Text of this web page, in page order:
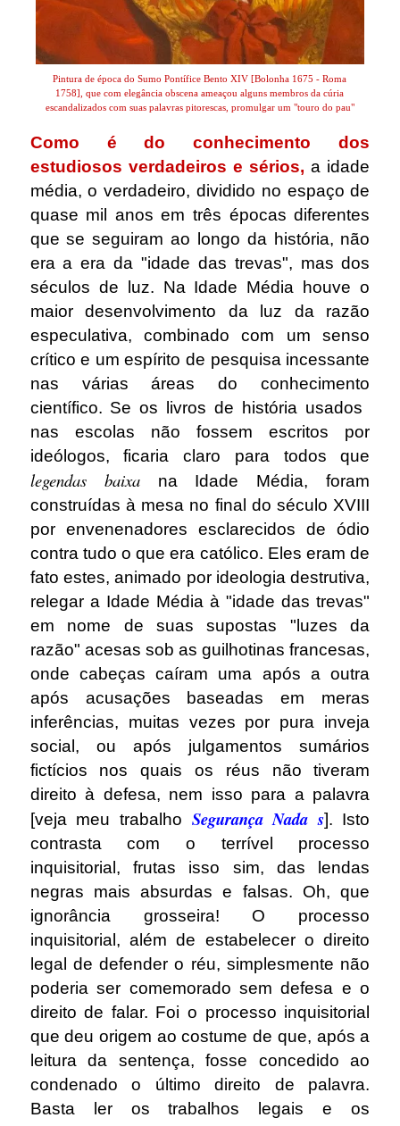
Pintura de época do Sumo Pontífice Bento XIV [Bolonha 1675 - Roma
1758], que com elegância obscena ameaçou alguns membros da cúria
escandalizados com suas palavras pitorescas, promulgar um "touro do pau"
Como é do conhecimento dos
estudiosos verdadeiros e sérios, a idade
média, o verdadeiro, dividido no espaço de
quase mil anos em três épocas diferentes
que se seguiram ao longo da história, não
era a era da "idade das trevas", mas dos
séculos de luz. Na Idade Média houve o
maior desenvolvimento da luz da razão
especulativa, combinado com um senso
crítico e um espírito de pesquisa incessante
nas várias áreas do conhecimento
científico. Se os livros de história usados ​​
nas escolas não fossem escritos por
ideólogos, ficaria claro para todos que
legendas baixana Idade Média, foram
construídas à mesa no final do século XVIII
por envenenadores esclarecidos de ódio
contra tudo o que era católico. Eles eram de
fato estes, animado por ideologia destrutiva,
relegar a Idade Média à "idade das trevas"
em nome de suas supostas "luzes da
razão" acesas sob as guilhotinas francesas,
onde cabeças caíram uma após a outra
após acusações baseadas em meras
inferências, muitas vezes por pura inveja
social, ou após julgamentos sumários
fictícios nos quais os réus não tiveram
direito à defesa, nem isso para a palavra
[veja meu trabalho Segurança Nada s]. Isto
contrasta com o terrível processo
inquisitorial, frutas isso sim, das lendas
negras mais absurdas e falsas. Oh, que
ignorância grosseira! O processo
inquisitorial, além de estabelecer o direito
legal de defender o réu, simplesmente não
poderia ser comemorado sem defesa e o
direito de falar. Foi o processo inquisitorial
que deu origem ao costume de que, após a
leitura da sentença, fosse concedido ao
condenado o último direito de palavra.
Basta ler os trabalhos legais e os